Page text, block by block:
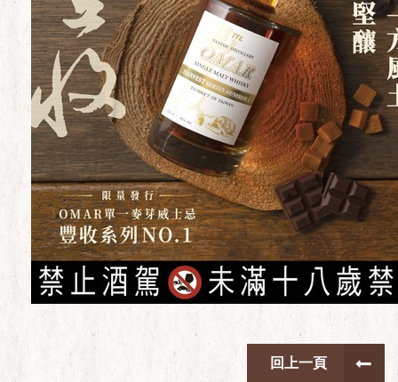
回上一頁